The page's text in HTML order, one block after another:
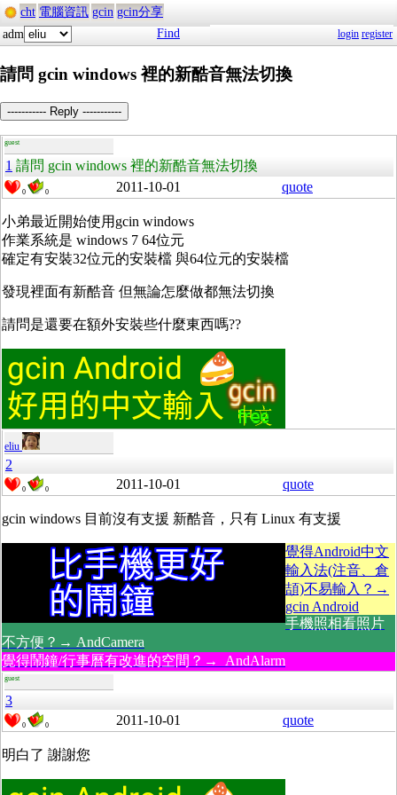
cht 電腦資訊 gcin gcin分享
adm
Find login register
請問 gcin windows 裡的新酷音無法切換
----------- Reply -----------
guest
1 請問 gcin windows 裡的新酷音無法切換
0 0 2011-10-01 quote
小弟最近開始使用gcin windows
作業系統是 windows 7 64位元
確定有安裝32位元的安裝檔 與64位元的安裝檔
發現裡面有新酷音 但無論怎麼做都無法切換
請問是還要在額外安裝些什麼東西嗎??
eliu
2
0 0 2011-10-01 quote
gcin windows 目前沒有支援 新酷音，只有 Linux 有支援
覺得Android中文
輸入法(注音、倉
頡)不易輸入？→
gcin Android
手機照相看照片
不方便？→ AndCamera
覺得鬧鐘/行事曆有改進的空間？→ AndAlarm
guest
3
0 0 2011-10-01 quote
明白了 謝謝您